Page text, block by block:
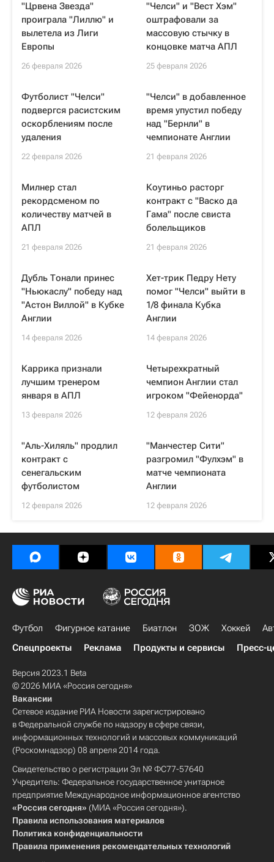
"Црвена Звезда"
проиграла "Лиллю" и
вылетела из Лиги
Европы
26 февраля 2026
"Челси" и "Вест Хэм"
оштрафовали за
массовую стычку в
концовке матча АПЛ
25 февраля 2026
Футболист "Челси"
подвергся расистским
оскорблениям после
удаления
22 февраля 2026
"Челси" в добавленное
время упустил победу
над "Бернли" в
чемпионате Англии
21 февраля 2026
Милнер стал
рекордсменом по
количеству матчей в
АПЛ
21 февраля 2026
Коутиньо расторг
контракт с "Васко да
Гама" после свиста
болельщиков
21 февраля 2026
Дубль Тонали принес
"Ньюкаслу" победу над
"Астон Виллой" в Кубке
Англии
14 февраля 2026
Хет-трик Педру Нету
помог "Челси" выйти в
1/8 финала Кубка
Англии
14 февраля 2026
Каррика признали
лучшим тренером
января в АПЛ
13 февраля 2026
Четырехкратный
чемпион Англии стал
игроком "Фейенорда"
12 февраля 2026
"Аль-Хиляль" продлил
контракт с
сенегальским
футболистом
12 февраля 2026
"Манчестер Сити"
разгромил "Фулхэм" в
матче чемпионата
Англии
12 февраля 2026
Футбол Фигурное катание Биатлон ЗОЖ Хоккей
Спецпроекты
Реклама Продукты и сервисы Пресс-
Версия 2023.1 Beta
© 2026 МИА «Россия сегодня»
Вакансии
Сетевое издание РИА Новости зарегистрировано
в Федеральной службе по надзору в сфере связи,
информационных технологий и массовых коммуникаций
(Роскомнадзор) 08 апреля 2014 года.
Свидетельство о регистрации Эл № ФС77-57640
Учредитель: Федеральное государственное унитарное
предприятие Международное информационное агентство
«Россия сегодня» (МИА «Россия сегодня»).
Правила использования материалов
Политика конфиденциальности
Правила применения рекомендательных технологий